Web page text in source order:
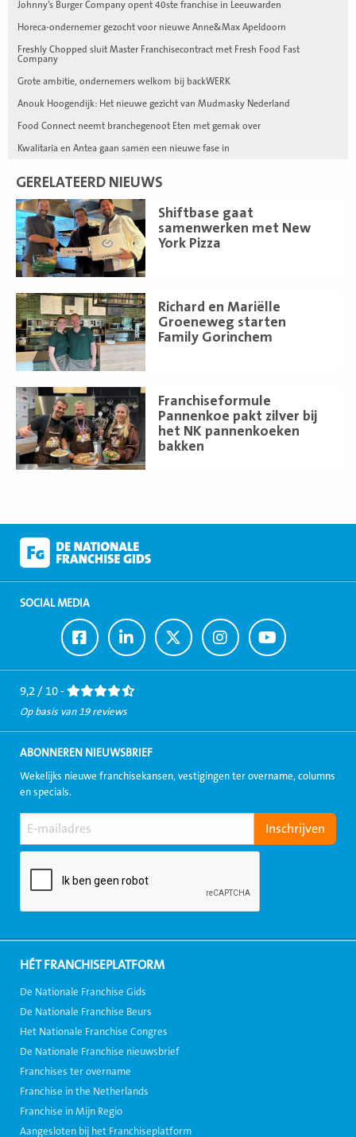
Johnny’s Burger Company opent 40ste franchise in Leeuwarden
Horeca-ondernemer gezocht voor nieuwe Anne&Max Apeldoorn
Freshly Chopped sluit Master Franchisecontract met Fresh Food Fast
Company
Grote ambitie, ondernemers welkom bij backWERK
Anouk Hoogendijk: Het nieuwe gezicht van Mudmasky Nederland
Food Connect neemt branchegenoot Eten met gemak over
Kwalitaria en Antea gaan samen een nieuwe fase in
GERELATEERD NIEUWS
Shiftbase gaat
samenwerken met New
York Pizza
Lees
meer
Richard en Mariëlle
Groeneweg starten
Family Gorinchem
Lees
meer
Franchiseformule
Pannenkoe pakt zilver bij
het NK pannenkoeken
bakken
Lees
meer
SOCIAL MEDIA
Ga
naar
Facebook
Ga
naar
LinkedIn
Ga
naar
Twitter
Ga
naar
Instagram
Ga
naar
Youtube
9,2 / 10 -
Op basis van 19 reviews
ABONNEREN NIEUWSBRIEF
Wekelijks nieuwe franchisekansen, vestigingen ter overname, columns
en specials.
HÉT FRANCHISEPLATFORM
De Nationale Franchise Gids
De Nationale Franchise Beurs
Het Nationale Franchise Congres
De Nationale Franchise nieuwsbrief
Franchises ter overname
Franchise in the Netherlands
Franchise in Mijn Regio
Aangesloten bij het Franchiseplatform